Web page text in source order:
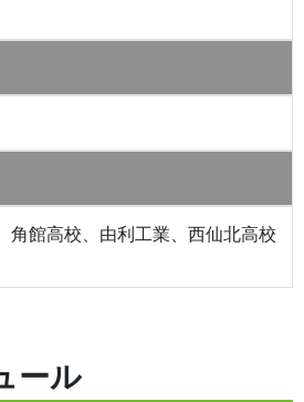
角館高校、由利工業、西仙北高校
ール